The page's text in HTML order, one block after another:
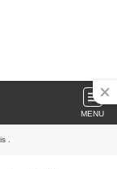
MENU
.